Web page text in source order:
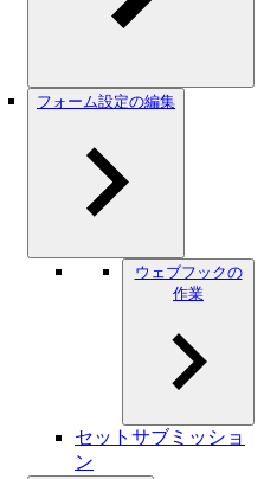
フォーム設定の編集
ウェブフックの
作業
セットサブミッショ
ン